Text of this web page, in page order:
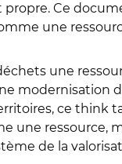
propre. Ce
une
une
modernisation
ce think
une ressource,
de la